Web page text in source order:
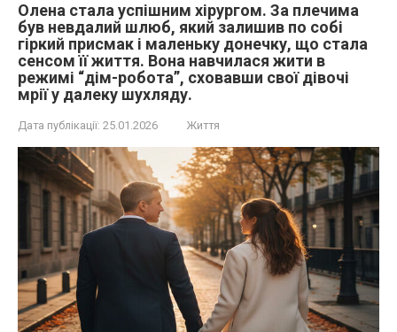
Олена стала успішним хірургом. За плечима
був невдалий шлюб, який залишив по собі
гіркий присмак і маленьку донечку, що стала
сенсом її життя. Вона навчилася жити в
режимі “дім-робота”, сховавши свої дівочі
мрії у далеку шухляду.
Дата публікації: 25.01.2026 Життя